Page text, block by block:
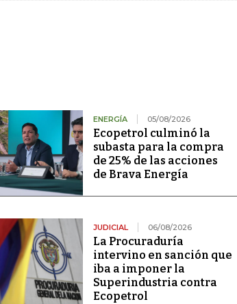
ENERGÍA 05/08/2026
Ecopetrol culminó la
subasta para la compra
de 25% de las acciones
de Brava Energía
JUDICIAL 06/08/2026
La Procuraduría
intervino en sanción que
iba a imponer la
Superindustria contra
Ecopetrol